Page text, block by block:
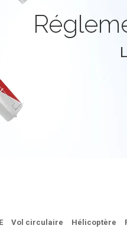
Vol circulaire Hélicoptère